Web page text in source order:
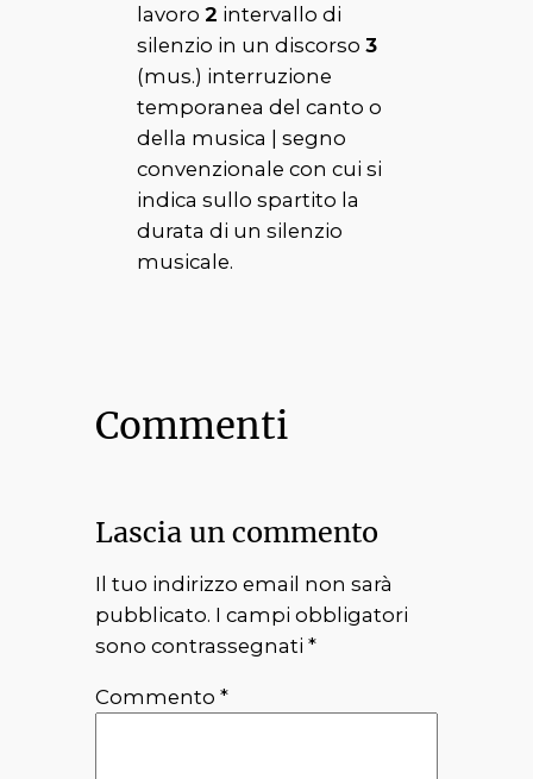
lavoro 2 intervallo di
silenzio in un discorso3
(mus.) interruzione
temporanea del canto o
della musica | segno
convenzionale con cui si
indica sullo spartito la
durata di un silenzio
musicale.
Commenti
Lascia un commento
Il tuo indirizzo email non sarà
pubblicato. I campi obbligatori
sono contrassegnati *
Commento *